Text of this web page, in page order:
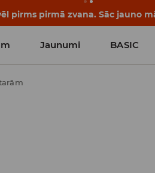
pirms pirmā zvana. Sāc jauno
Jaunumi BASIC